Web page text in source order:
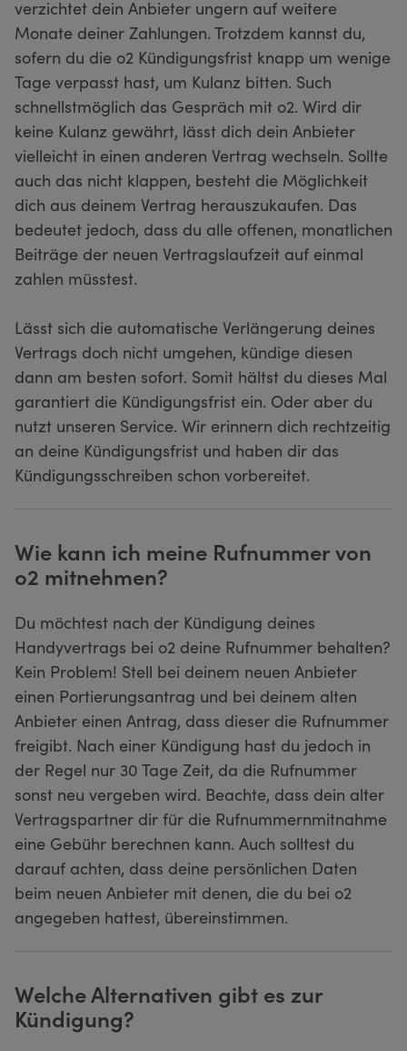
verzichtet dein Anbieter ungern auf weitere
Monate deiner Zahlungen. Trotzdem kannst du,
sofern du die o2 Kündigungsfrist knapp um wenige
Tage verpasst hast, um Kulanz bitten. Such
schnellstmöglich das Gespräch mit o2. Wird dir
keine Kulanz gewährt, lässt dich dein Anbieter
vielleicht in einen anderen Vertrag wechseln. Sollte
auch das nicht klappen, besteht die Möglichkeit
dich aus deinem Vertrag herauszukaufen. Das
bedeutet jedoch, dass du alle offenen, monatlichen
Beiträge der neuen Vertragslaufzeit auf einmal
zahlen müsstest.
Lässt sich die automatische Verlängerung deines
Vertrags doch nicht umgehen, kündige diesen
dann am besten sofort. Somit hältst du dieses Mal
garantiert die Kündigungsfrist ein. Oder aber du
nutzt unseren Service. Wir erinnern dich rechtzeitig
an deine Kündigungsfrist und haben dir das
Kündigungsschreiben schon vorbereitet.
Wie kann ich meine Rufnummer von
o2 mitnehmen?
Du möchtest nach der Kündigung deines
Handyvertrags bei o2 deine Rufnummer behalten?
Kein Problem! Stell bei deinem neuen Anbieter
einen Portierungsantrag und bei deinem alten
Anbieter einen Antrag, dass dieser die Rufnummer
freigibt. Nach einer Kündigung hast du jedoch in
der Regel nur 30 Tage Zeit, da die Rufnummer
sonst neu vergeben wird. Beachte, dass dein alter
Vertragspartner dir für die Rufnummernmitnahme
eine Gebühr berechnen kann. Auch solltest du
darauf achten, dass deine persönlichen Daten
beim neuen Anbieter mit denen, die du bei o2
angegeben hattest, übereinstimmen.
Welche Alternativen gibt es zur
Kündigung?